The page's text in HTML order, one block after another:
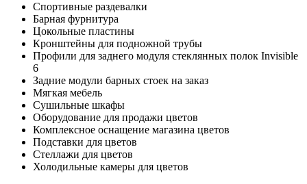
Спортивные раздевалки
Барная фурнитура
Цокольные пластины
Кронштейны для подножной трубы
Профили для заднего модуля стеклянных полок Invisible
6
Задние модули барных стоек на заказ
Мягкая мебель
Сушильные шкафы
Оборудование для продажи цветов
Комплексное оснащение магазина цветов
Подставки для цветов
Стеллажи для цветов
Холодильные камеры для цветов